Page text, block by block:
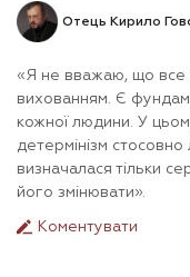
Отець Кирило
«Я не вважаю, що все
вихованням. Є
кожної людини. У
детермінізм
визначалася тільки
його змінювати».
Коментувати